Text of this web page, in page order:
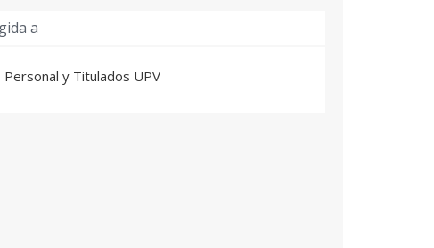
a
Personal y Titulados UPV